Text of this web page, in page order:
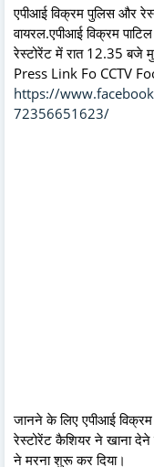
एपीआई विक्रम पुलिस और
वायरल.एपीआई विक्रम
रेस्टोरेंट में रात 12.35 बजे
Press Link Fo CCTV
https://
72356651623/
जानने के लिए एपीआई
रेस्टोरेंट कैशियर ने खाना देने
ने मरना शुरू कर दिया।